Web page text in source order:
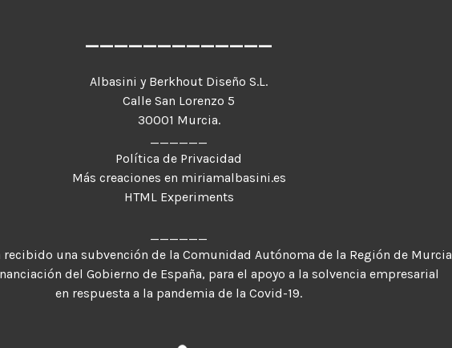
_____________
Albasini y Berkhout Diseño S.L.
Calle San Lorenzo 5
30001 Murcia.
______
Política de Privacidad
Más creaciones en miriamalbasini.es
HTML Experiments
______
recibido una subvención de la Comunidad Autónoma de la Región de Murcia
del Gobierno de España, para el apoyo a la solvencia empresarial
en respuesta a la pandemia de la Covid-19.